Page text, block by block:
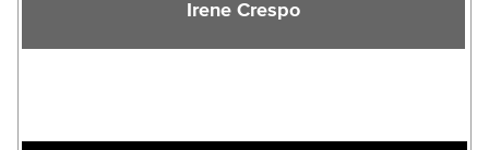
Irene Crespo